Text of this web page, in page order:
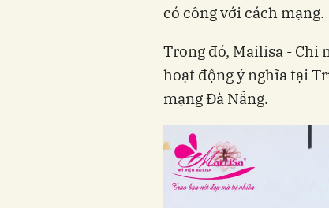
có công với cách mạng.
Trong đó, Mailisa - Chi
hoạt động ý nghĩa tại
mạng Đà Nẵng.